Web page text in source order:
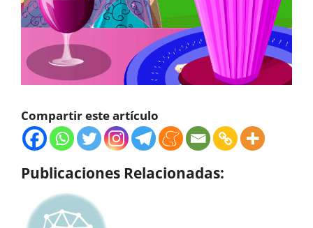
Compartir este artículo
Publicaciones Relacionadas: